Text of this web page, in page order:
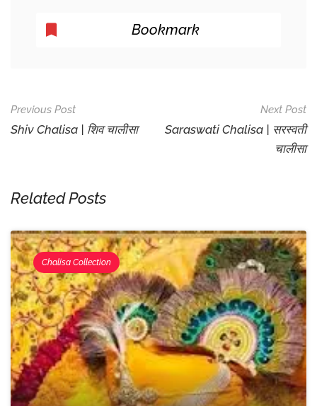
Bookmark
Post
Navigation
Previous Post
Shiv Chalisa | शिव चालीसा
Next Post
Saraswati Chalisa | सरस्वती
चालीसा
Related Posts
Chalisa Collection